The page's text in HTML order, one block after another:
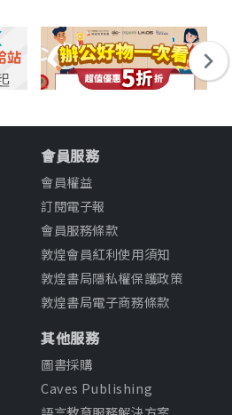
會員服務
會員權益
訂閱電子報
會員服務條款
敦煌會員紅利使用須知
敦煌書局隱私權保護政策
敦煌書局電子商務條款
其他服務
圖書採購
Caves Publishing